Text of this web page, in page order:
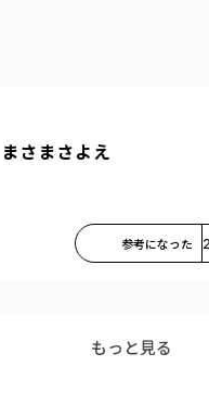
まさまさよえ
参考になった 2
もっと見る